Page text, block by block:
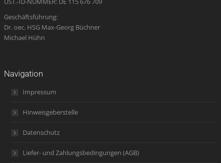
Geschäftsführung:
Dr. oec. HSG Max-Georg Büchner
Michael Hühn
Navigation
Impressum
Hinweisgeberstelle
Datenschutz
Liefer- und Zahlungsbedingungen (AGB)